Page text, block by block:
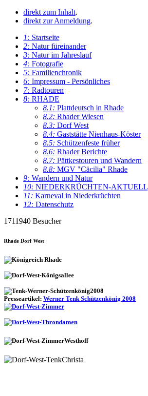
direkt zum Inhalt.
direkt zur Anmeldung.
1: Startseite
2: Natur füreinander
3: Natur im Jahreslauf
4: Fotografie
5: Familienchronik
6: Impressum - Persönliches
7: Radtouren
8: RHADE
8.1: Plattdeutsch in Rhade
8.2: Rhader Wiesen
8.3: Dorf West
8.4: Gaststätte Nienhaus-Köster
8.5: Schützenfeste früher
8.6: Rhader Berichte
8.7: Pättkestouren und Wandern
8.8: MGV "Cäcilia" Rhade
9: Wandern und Natur
10: NIEDERKRÜCHTEN-AKTUELL
11: Karneval in Niederkrüchten
12: Datenschutz
1711940 Besucher
Rhade Dorf West
Presseartikel: Werner Tenk Schützenkönig 2008